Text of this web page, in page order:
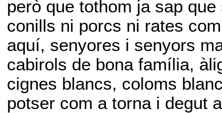
però que tothom ja sap
conills ni porcs ni rates
aquí, senyores i senyors
cabirols de bona família,
cignes blancs, coloms
potser com a torna i degut